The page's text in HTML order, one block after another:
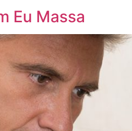
Eu Massa